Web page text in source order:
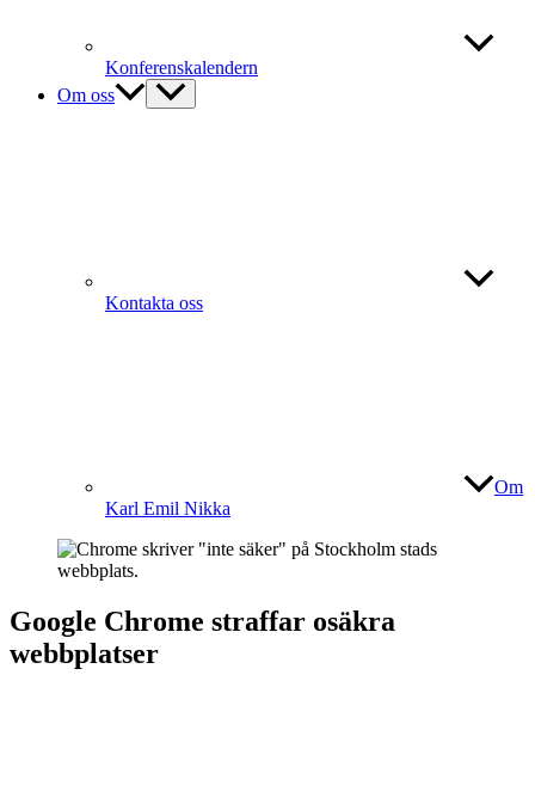
Konferenskalendern
Om oss
Kontakta oss
Om
Karl Emil Nikka
Google Chrome straffar osäkra
webbplatser